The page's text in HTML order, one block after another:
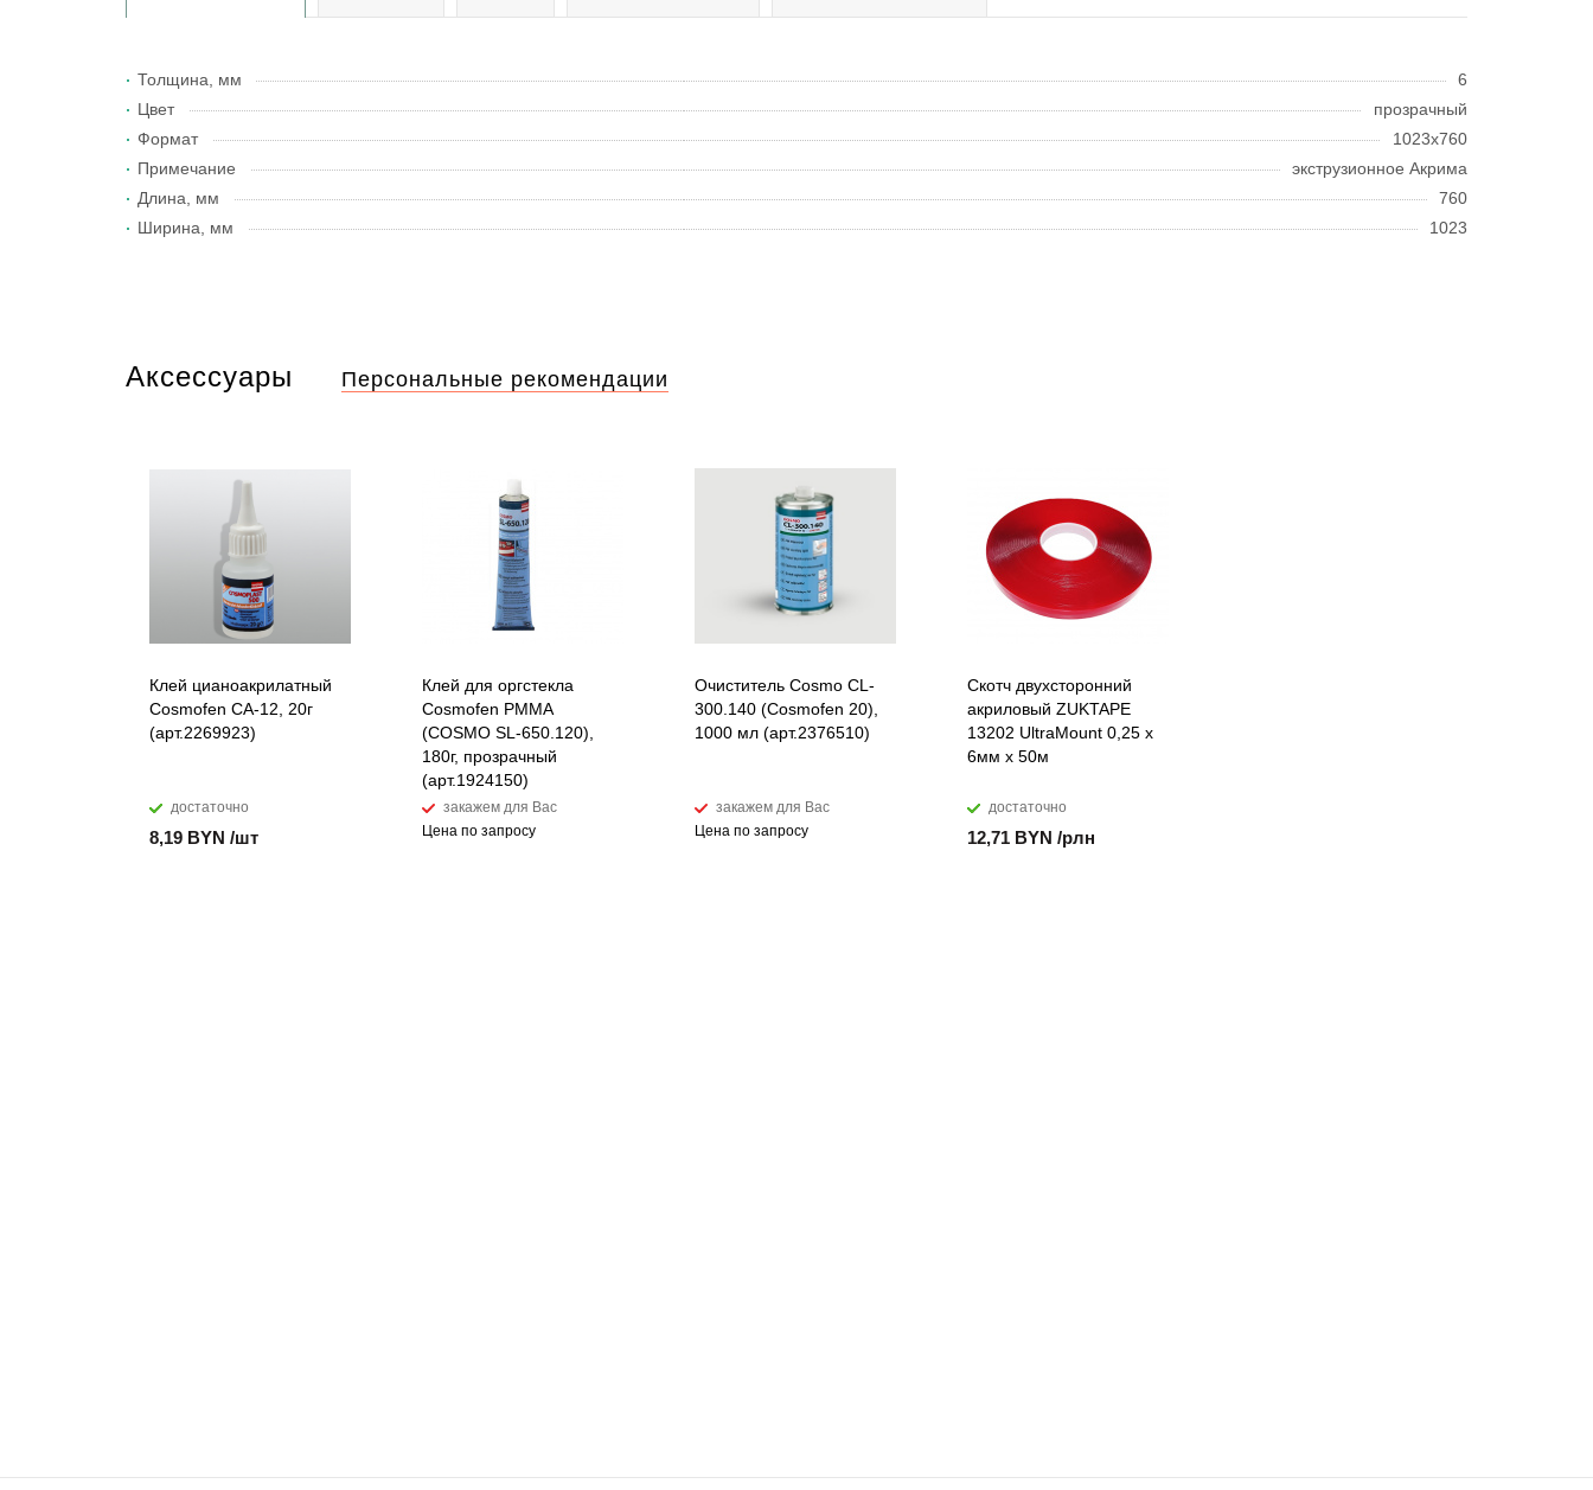
Толщина, мм
6
Цвет
прозрачный
Формат
1023x760
Примечание
экструзионное Акрима
Длина, мм
760
Ширина, мм
1023
Аксессуары Персональные рекомендации
Клей цианоакрилатный
Cosmofen CA-12, 20г
(арт.2269923)
достаточно
8,19 BYN /шт
Клей для оргстекла
Cosmofen PMMA
(COSMO SL-650.120),
180г, прозрачный
(арт.1924150)
закажем для Вас
Цена по запросу
Очиститель Cosmo CL-
300.140 (Cosmofen 20),
1000 мл (арт.2376510)
закажем для Вас
Цена по запросу
Скотч двухсторонний
акриловый ZUKTAPE
13202 UltraMount 0,25 х
6мм х 50м
достаточно
12,71 BYN /рлн